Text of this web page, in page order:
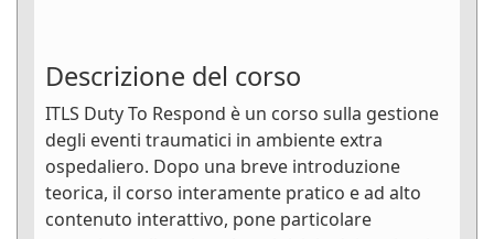
Descrizione del corso
ITLS Duty To Respond è un corso sulla gestione
degli eventi traumatici in ambiente extra
ospedaliero. Dopo una breve introduzione
teorica, il corso interamente pratico e ad alto
contenuto interattivo, pone particolare